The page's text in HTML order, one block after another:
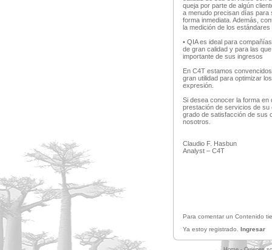
queja por parte de algún
a menudo precisan días para
forma inmediata. Además,
la medición de los
• QIA es ideal para
de gran calidad y para las
importante de sus ingresos
En C4T estamos
gran utilidad para optimizar
expresión.
Si desea conocer la forma en
prestación de servicios de su
grado de satisfacción de sus
nosotros.
Claudio F. Hasbun
Analyst – C4T
Para comentar un Contenido
Ya estoy registrado. Ingresar